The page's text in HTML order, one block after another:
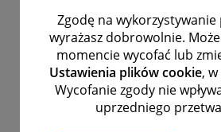
Zgodę na
wyrażasz dobrowolnie.
momencie wycofać lub
Ustawienia plików cookie,
Wycofanie zgody nie
uprzedniego
1. urodziny
‎08-02-2021
Zdobyte przez 41